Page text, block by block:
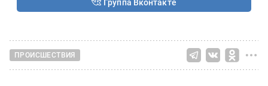
Группа Вконтакте
ПРОИСШЕСТВИЯ